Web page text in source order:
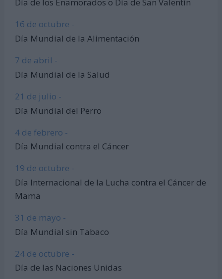
Día de los Enamorados o Día de San Valentín
16 de octubre -
Día Mundial de la Alimentación
7 de abril -
Día Mundial de la Salud
21 de julio -
Día Mundial del Perro
4 de febrero -
Día Mundial contra el Cáncer
19 de octubre -
Día Internacional de la Lucha contra el Cáncer de
Mama
31 de mayo -
Día Mundial sin Tabaco
24 de octubre -
Día de las Naciones Unidas